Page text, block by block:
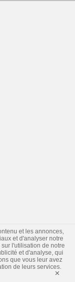
et les annonces,
et d'analyser notre
l'utilisation de notre
et d'analyse, qui
que vous leur avez
de leurs services.
×